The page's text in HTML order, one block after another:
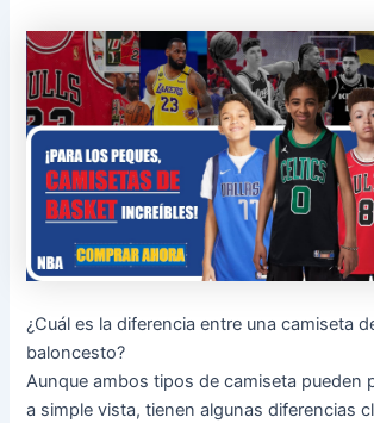
¿Cuál es la diferencia entre una camiseta
baloncesto?
Aunque ambos tipos de camiseta pueden
a simple vista, tienen algunas diferencias